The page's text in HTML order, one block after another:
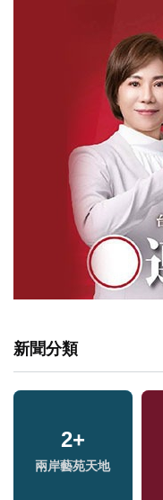
新聞分類
2+
兩岸藝苑天地